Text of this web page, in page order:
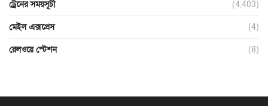
ট্রেনের সময়সূচী (4,403)
মেইল এক্সপ্রেস (4)
রেলওয়ে স্টেশন (8)